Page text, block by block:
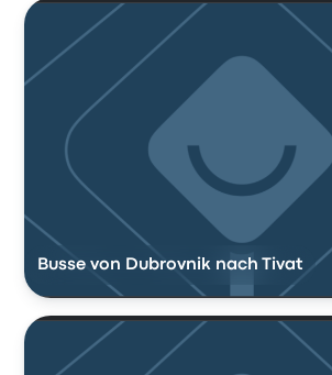
Busse von Dubrovnik nach Tivat